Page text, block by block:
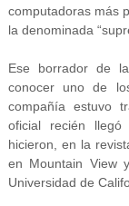
computadoras más
la denominada
Ese borrador de
conocer uno de
compañía estuvo
oficial recién
hicieron, en la
en Mountain View
Universidad de